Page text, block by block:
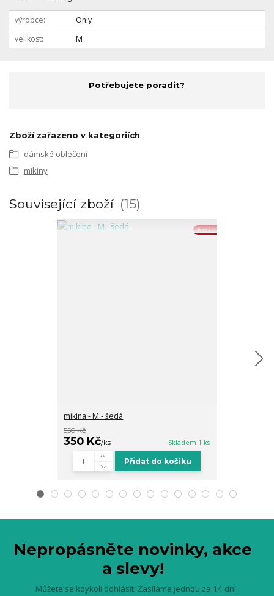
výrobce
Only
velikost
M
Potřebujete poradit?
Zboží zařazeno v kategoriích
dámské oblečení
mikiny
Související zboží 15
Akce
mikina - M - šedá
550 Kč
350 Kč/ks Skladem 1 ks
Přidat do košíku
Nepropásněte novinky, akce
a slevy!
Můžete se kdykoli odhlásit. Zasíláme jednou za 14 dní.